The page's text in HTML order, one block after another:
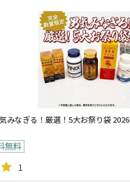
みなぎる！厳選！5大お祭り袋 2026
1